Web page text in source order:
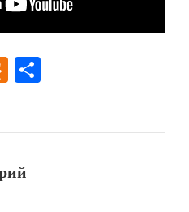
Odnoklassniki